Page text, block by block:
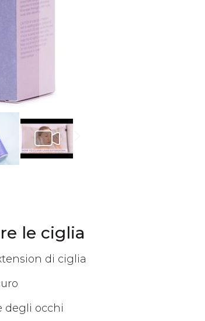
le ciglia
di ciglia
degli occhi